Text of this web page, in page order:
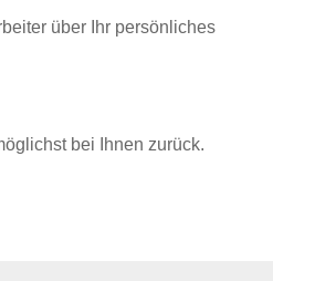
über Ihr persönliches
bei Ihnen zurück.